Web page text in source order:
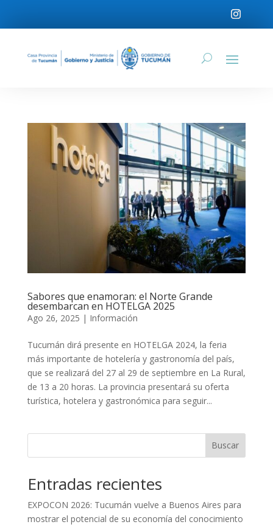
Sabores que enamoran: el Norte Grande
desembarcan en HOTELGA 2025
Ago 26, 2025 | Información
Tucumán dirá presente en HOTELGA 2024, la feria
más importante de hotelería y gastronomía del país,
que se realizará del 27 al 29 de septiembre en La Rural,
de 13 a 20 horas. La provincia presentará su oferta
turística, hotelera y gastronómica para seguir...
Buscar
Entradas recientes
EXPOCON 2026: Tucumán vuelve a Buenos Aires para
mostrar el potencial de su economía del conocimiento